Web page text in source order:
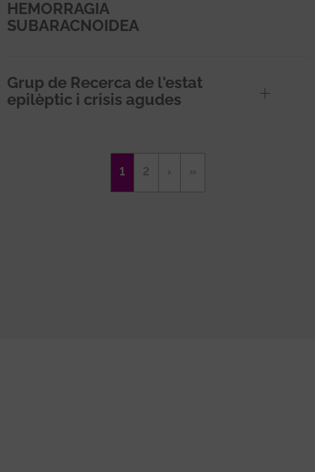
HEMORRAGIA
SUBARACNOIDEA
Grup de Recerca de l'estat
epilèptic i crisis agudes
Pàgina
1 Page
2
Pàgina
›
Última
»